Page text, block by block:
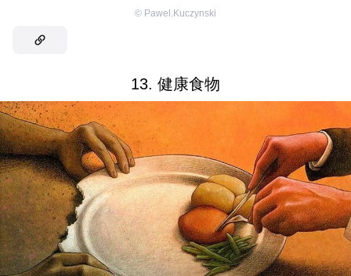
© Pawel.Kuczynski
13. 健康食物